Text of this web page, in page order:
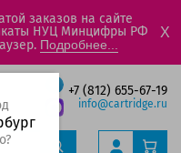
заказов на сайте
НУЦ Минцифры РФ
Подробнее...
X
+7 (812) 655-67-19
info@cartridge.ru